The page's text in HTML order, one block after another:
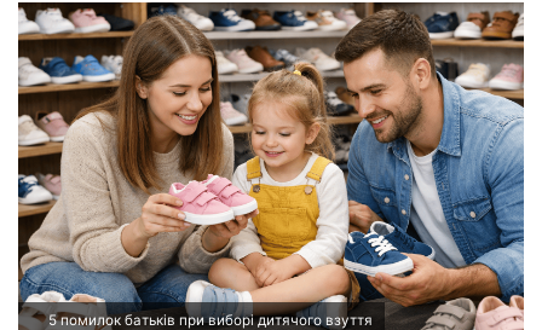
n
d
a
n
e
m
a
i
l
5 помилок батьків при виборі дитячого взуття